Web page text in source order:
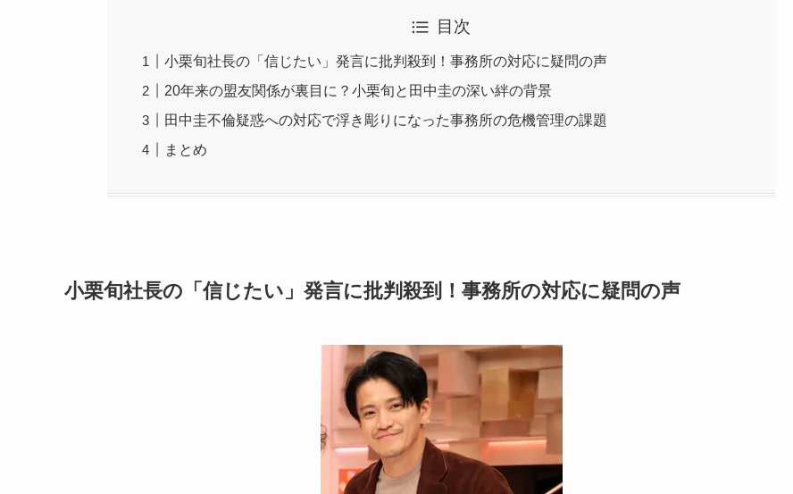
目次
小栗旬社長の「信じたい」発言に批判殺到！事務所の対応に疑問の声
20年来の盟友関係が裏目に？小栗旬と田中圭の深い絆の背景
田中圭不倫疑惑への対応で浮き彫りになった事務所の危機管理の課題
まとめ
小栗旬社長の「信じたい」発言に批判殺到！事務所の対応に疑問の声